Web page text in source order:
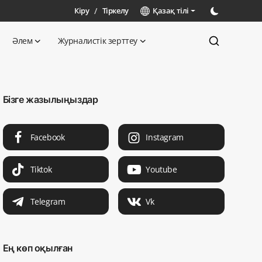
Кіру / Тіркелу Қазақ тілі
Әлем Журналистік зерттеу
Бізге жазылыңыздар
Facebook Instagram
Tiktok Youtube
Telegram Vk
Ең көп оқылған